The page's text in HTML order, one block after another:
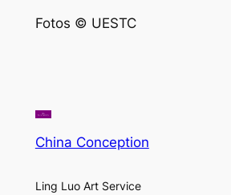
Fotos © UESTC
China Conception
Ling Luo Art Service